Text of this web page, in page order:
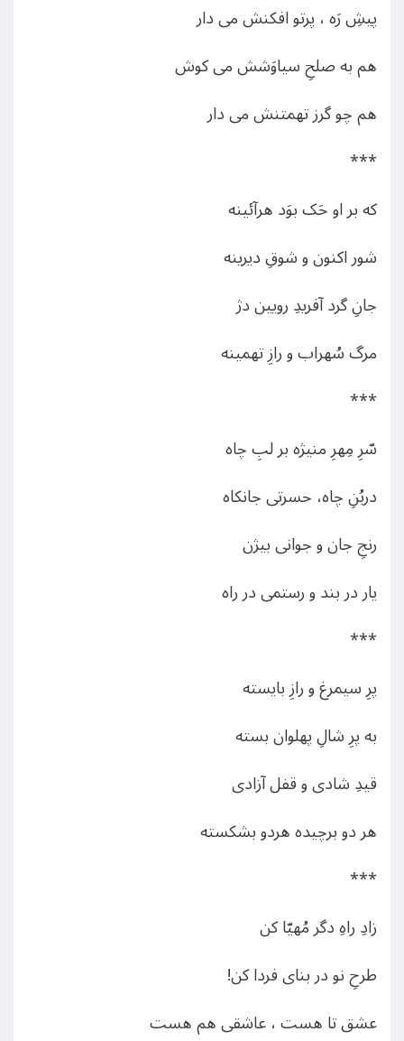
پیشِ رَه ، پرتو افکنش می دار
هم به صلحِ سیاوَشش می کوش
هم چو گرز تهمتنش می دار
***
که بر او حَک بوَد هرآئینه
شور اکنون و شوقِ دیرینه
جانِ گرد آفریدِ رویین دژ
مرگ سُهراب و رازِ تهمینه
***
سّرِ مِهرِ منیژه بر لبِ چاه
دربُنِ چاه، حسرتی جانکاه
رنجِ جان و جوانی بیژن
یار در بند و رستمی در راه
***
پرِ سیمرغ و رازِ بایسته
به پرِ شالِ پهلوان بسته
قیدِ شادی و قفل آزادی
هر دو برچیده هردو بشکسته
***
زادِ راهِ دگر مُهیّا کن
طرحِ نو در بنای فردا کن!
عشق تا هست ، عاشقی هم هست